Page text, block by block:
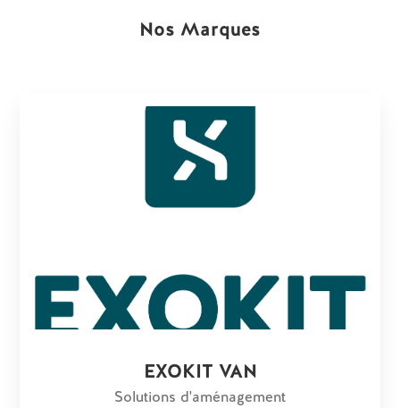
Nos Marques
EXOKIT VAN
Solutions d'aménagement